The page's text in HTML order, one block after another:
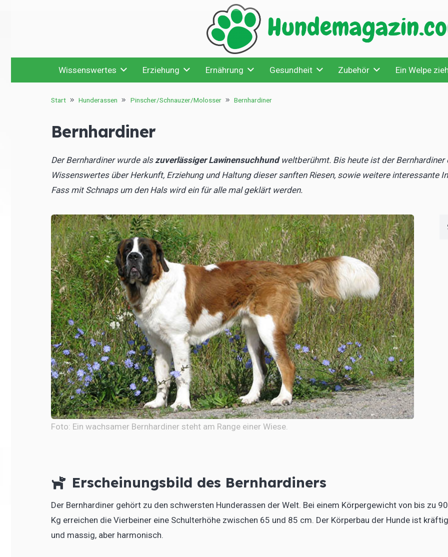
Wissenswertes Erziehung Ernährung Gesundheit Zubehör Ein Welpe
Start Hunderassen Pinscher/Schnauzer/Molosser Bernhardiner
Bernhardiner
Der Bernhardiner wurde alszuverlässiger Lawinensuchhundweltberühmt. Bis heute ist der Bernhardiner
Wissenswertes über Herkunft, Erziehung und Haltung dieser sanften Riesen, sowie weitere interessante
Fass mit Schnaps um den Hals wird ein für alle mal geklärt werden.
Foto: Ein wachsamer Bernhardiner steht am Range einer Wiese.
Erscheinungsbild des Bernhardiners
Der Bernhardiner gehört zu den schwersten Hunderassen der Welt. Bei einem Körpergewicht von bis zu 90
Kg erreichen die Vierbeiner eine Schulterhöhe zwischen 65 und 85 cm. Der Körperbau der Hunde ist kräftig
und massig, aber harmonisch.